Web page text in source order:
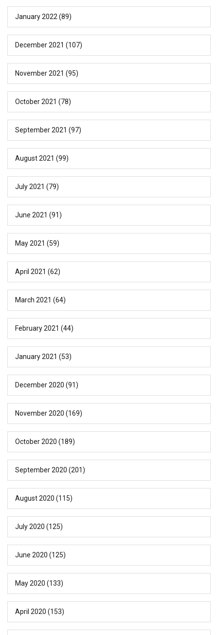
January 2022 (89)
December 2021 (107)
November 2021 (95)
October 2021 (78)
September 2021 (97)
August 2021 (99)
July 2021 (79)
June 2021 (91)
May 2021 (59)
April 2021 (62)
March 2021 (64)
February 2021 (44)
January 2021 (53)
December 2020 (91)
November 2020 (169)
October 2020 (189)
September 2020 (201)
August 2020 (115)
July 2020 (125)
June 2020 (125)
May 2020 (133)
April 2020 (153)